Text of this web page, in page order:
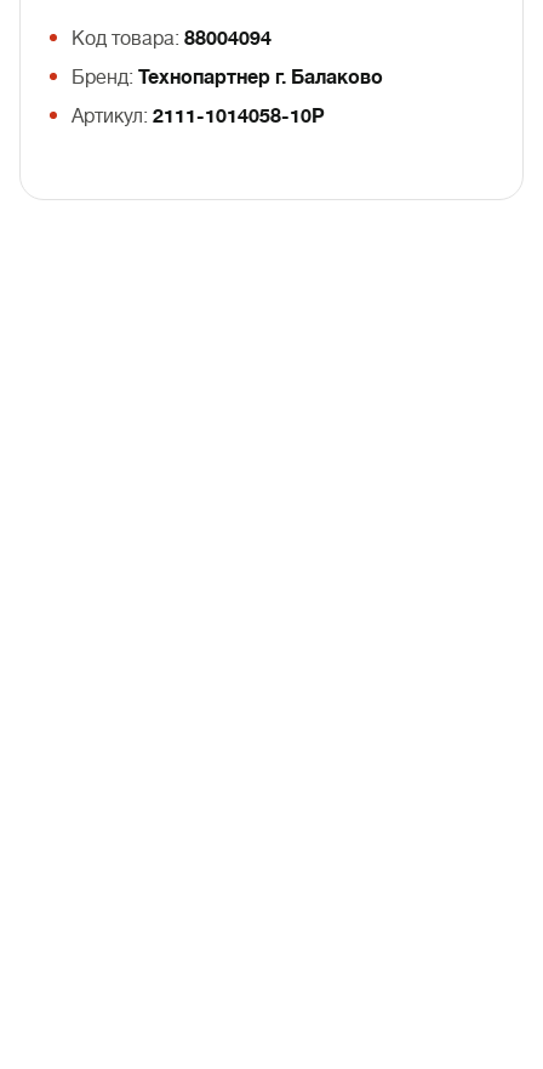
Код товара: 88004094
Бренд: Технопартнер г. Балаково
Артикул: 2111-1014058-10Р